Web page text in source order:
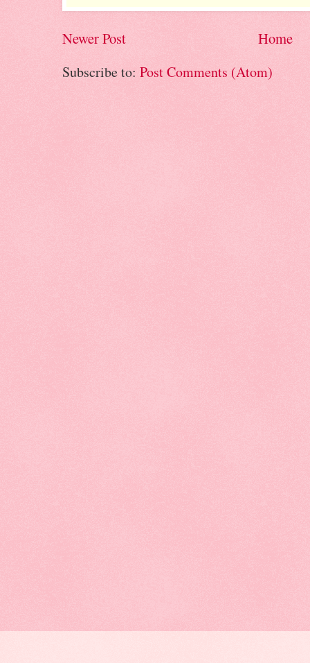
Newer Post Home
Subscribe to: Post Comments (Atom)